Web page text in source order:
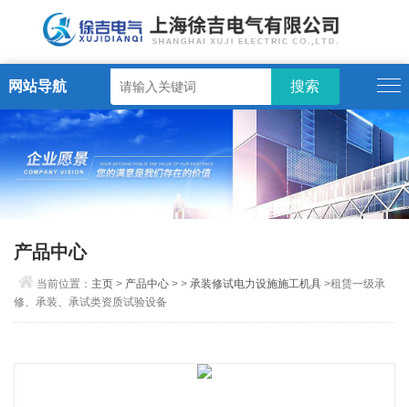
网站导航
产品中心
当前位置： 主页 > 产品中心 > >承装修试电力设施施工机具 >租赁一级承
修、承装、承试类资质试验设备